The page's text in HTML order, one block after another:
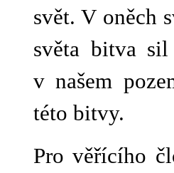
svět. V oněch
světa bitva
v našem
této bitvy.
Pro věřícího